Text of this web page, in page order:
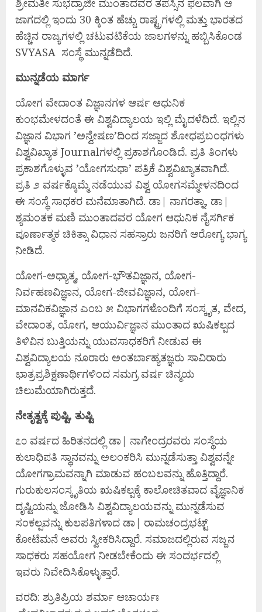
ಶ್ರೀಮತೀ ಸುಭದ್ರಾಜೀ ಮುಂತಾದವರ ತಪಸ್ಸಿನ ಫಲವಾಗಿ ಆ
ಜಾಗದಲ್ಲಿ ಇಂದು 30 ಕ್ಕಿಂತ ಹೆಚ್ಚು ರಾಷ್ಟ್ರಗಳಲ್ಲಿ ಮತ್ತು ಭಾರತದ
ಹೆಚ್ಚಿನ ರಾಜ್ಯಗಳಲ್ಲಿ ಚಟುವಟಿಕೆಯ ಜಾಲಗಳನ್ನು ಹಬ್ಬಿಸಿಕೊಂಡ
SVYASA ಸಂಸ್ಥೆ ಮುನ್ನಡೆದಿದೆ.
ಮುನ್ನಡೆಯ ಮಾರ್ಗ
ಯೋಗ ವೇದಾಂತ ವಿಜ್ಞಾನಗಳ ಆರ್ಷ ಆಧುನಿಕ
ಕುಂಭಮೇಳದಂತೆ ಈ ವಿಶ್ವವಿದ್ಯಾಲಯ ಇಲ್ಲಿ ಮೈದಳೆದಿದೆ. ಇಲ್ಲಿನ
ವಿಜ್ಞಾನ ವಿಭಾಗ ’ಅನ್ವೇಷಣ’ದಿಂದ ಸಜ್ಜಾದ ಶೋಧಪ್ರಬಂಧಗಳು
ವಿಶ್ವವಿಖ್ಯಾತ Journalಗಳಲ್ಲಿ ಪ್ರಕಾಶಗೊಂಡಿದೆ. ಪ್ರತಿ ತಿಂಗಳು
ಪ್ರಕಾಶಗೊಳ್ಳುವ ’ಯೋಗಸುಧಾ’ ಪತ್ರಿಕೆ ವಿಶ್ವವಿಖ್ಯಾತವಾಗಿದೆ.
ಪ್ರತಿ ೨ ವರ್ಷಕ್ಕೊಮ್ಮೆ ನಡೆಯುವ ವಿಶ್ವ ಯೋಗಸಮ್ಮೇಳನದಿಂದ
ಈ ಸಂಸ್ಥೆ ಸಾಧಕರ ಮನೆಮಾತಾಗಿದೆ. ಡಾ| ನಾಗರತ್ನಾ, ಡಾ|
ಶ್ಯಮಂತಕ ಮಣಿ ಮುಂತಾದವರ ಯೋಗ ಆಧುನಿಕ ನೈಸರ್ಗಿಕ
ಪೂರ್ಣಾತ್ಮಕ ಚಿಕಿತ್ಸಾ ವಿಧಾನ ಸಹಸ್ರಾರು ಜನರಿಗೆ ಆರೋಗ್ಯ ಭಾಗ್ಯ
ನೀಡಿದೆ.
ಯೋಗ-ಅಧ್ಯಾತ್ಮ, ಯೋಗ-ಭೌತವಿಜ್ಞಾನ, ಯೋಗ-
ನಿರ್ವಹಣವಿಜ್ಞಾನ, ಯೋಗ-ಜೀವವಿಜ್ಞಾನ, ಯೋಗ-
ಮಾನವಿಕವಿಜ್ಞಾನ ಎಂಬ ೫ ವಿಭಾಗಗಳೊಂದಿಗೆ ಸಂಸ್ಕೃತ, ವೇದ,
ವೇದಾಂತ, ಯೋಗ, ಆಯುರ್ವಿಜ್ಞಾನ ಮುಂತಾದ ಋಷಿಕಲ್ಪದ
ತಿಳಿವಿನ ಬುತ್ತಿಯನ್ನು ಯುವಸಾಧಕರಿಗೆ ನೀಡುವ ಈ
ವಿಶ್ವವಿದ್ಯಾಲಯ ನೂರಾರು ಅಂತರ್ಬಾಹ್ಯತಜ್ಞರು ಸಾವಿರಾರು
ಛಾತ್ರಪ್ರಶಿಕ್ಷಣಾರ್ಥಿಗಳಿಂದ ಸಮಗ್ರ ವರ್ಷ ಚಿನ್ಮಯ
ಚಿಲುಮೆಯಾಗಿರುತ್ತದೆ.
ನೇತೃತ್ವಕ್ಕೆ ಪುಷ್ಟಿ, ತುಷ್ಟಿ
೭೦ ವರ್ಷದ ಹಿರಿತನದಲ್ಲಿ ಡಾ| ನಾಗೇಂದ್ರರವರು ಸಂಸ್ಥೆಯ
ಕುಲಾಧಿಪತಿ ಸ್ಥಾನವನ್ನು ಅಲಂಕರಿಸಿ ಮುನ್ನಡೆಸುತ್ತಾ ವಿಶ್ವವನ್ನೇ
ಯೋಗಗ್ರಾಮವನ್ನಾಗಿ ಮಾಡುವ ಹಂಬಲವನ್ನು ಹೊತ್ತಿದ್ದಾರೆ.
ಗುರುಕುಲಸಂಸ್ಕೃತಿಯ ಋಷಿಕಲ್ಪಕ್ಕೆ ಕಾಲೋಚಿತವಾದ ವೈಜ್ಞಾನಿಕ
ದೃಷ್ಟಿಯನ್ನು ಜೋಡಿಸಿ ವಿಶ್ವವಿದ್ಯಾಲಯವನ್ನು ಮುನ್ನಡೆಸುವ
ಸಂಕಲ್ಪವನ್ನು ಕುಲಪತಿಗಳಾದ ಡಾ| ರಾಮಚಂದ್ರಭಟ್ಟ್
ಕೋಟೆಮನೆ ಅವರು ಸ್ವೀಕರಿಸಿದ್ದಾರೆ. ಸಮಾಜದಲ್ಲಿರುವ ಸಜ್ಜನ
ಸಾಧಕರು ಸಹಯೋಗ ನೀಡಬೇಕೆಂದು ಈ ಸಂದರ್ಭದಲ್ಲಿ
ಇವರು ನಿವೇದಿಸಿಕೊಳ್ಳುತ್ತಾರೆ.
ವರದಿ: ಶ್ರುತಿಪ್ರಿಯ ಶರ್ಮಾ ಆಚಾರ್ಯಃ